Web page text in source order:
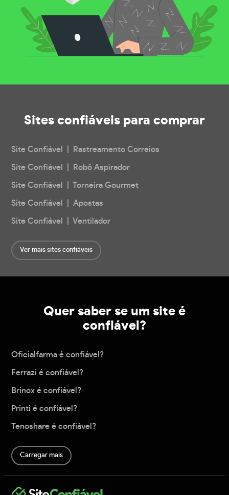
Sites confiáveis para comprar
Site Confiável | Rastreamento Correios
Site Confiável | Robô Aspirador
Site Confiável | Torneira Gourmet
Site Confiável | Apostas
Site Confiável | Ventilador
Ver mais sites confiáveis
Quer saber se um site é
confiável?
Oficialfarma é confiável?
Ferrazi é confiável?
Brinox é confiável?
Printi é confiável?
Tenoshare é confiável?
Carregar mais